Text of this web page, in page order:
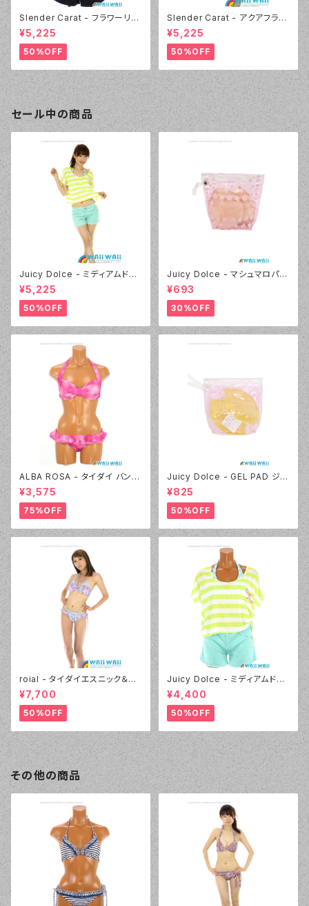
Slender Carat - フラワーリボ
ン タンキニ（3025 - 05:ブラッ
ク）
¥5,225
50%OFF
Slender Carat - アクアフラワ
ー タンキニ（3024 - 60:グリー
ン）
¥5,225
50%OFF
セール中の商品
Juicy Dolce - ミディアムドッ
ト（4412 - 60:グリーン）
¥5,225
50%OFF
Juicy Dolce - マシュマロパッ
ド（032 - 40:イエロー）
¥693
30%OFF
ALBA ROSA - タイダイ バンド
ゥ（14407 - 12:ピンク）
¥3,575
75%OFF
Juicy Dolce - GEL PAD ジェ
ルパッド（030 - 40:イエロー）
¥825
50%OFF
roial - タイダイエスニック＆デ
ニムプリント（24405 - 80:パー
プル）
¥7,700
50%OFF
Juicy Dolce - ミディアムドッ
ト（3405 - 60:グリーン）
¥4,400
50%OFF
その他の商品